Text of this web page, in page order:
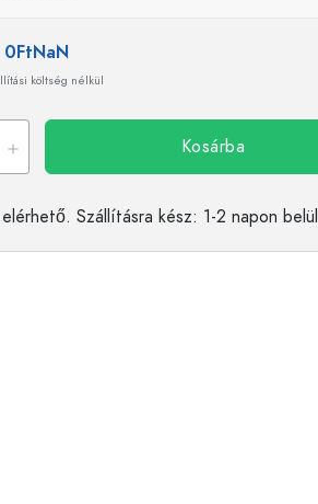
0FtNaN
költség nélkül
Kosárba
Szállításra kész: 1-2 napon belül